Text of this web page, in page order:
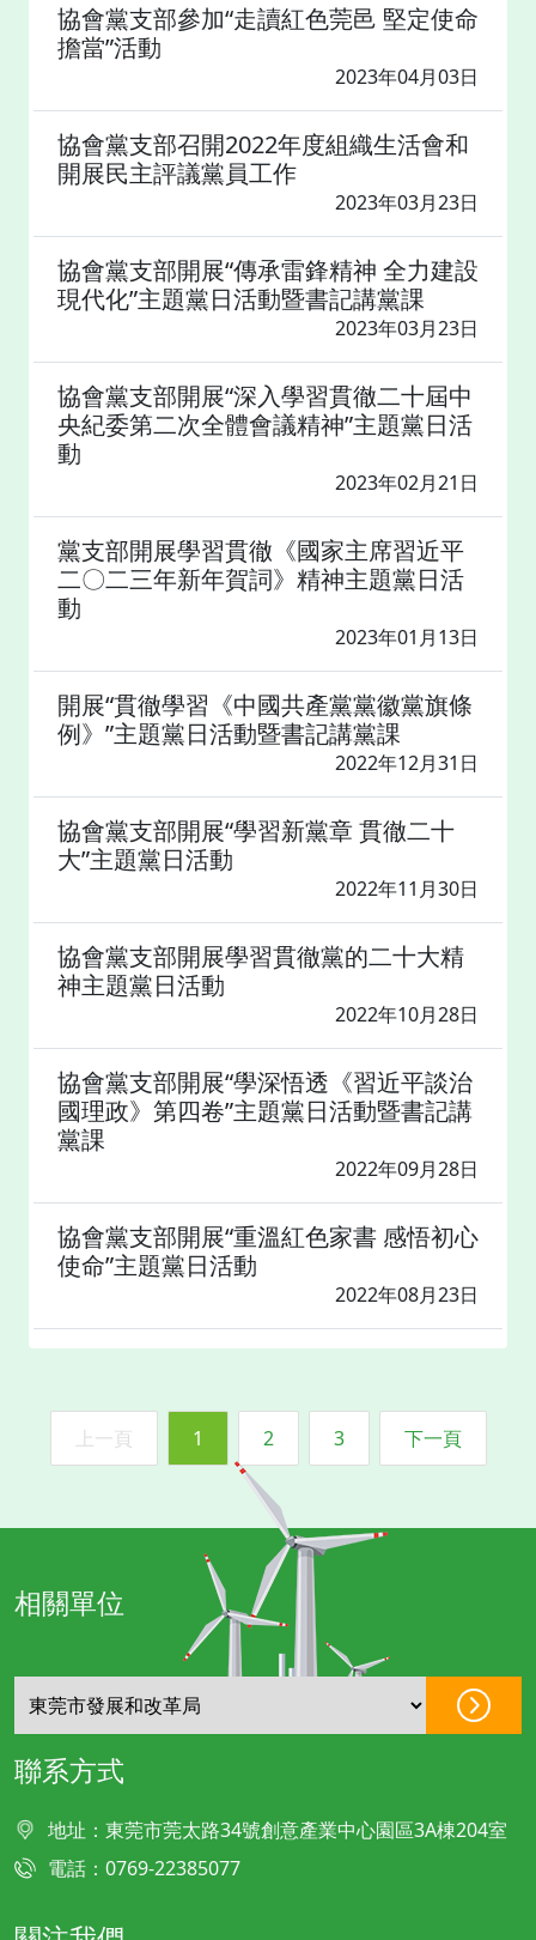
協會黨支部參加“走讀紅色莞邑 堅定使命
擔當”活動
2023年04月03日
協會黨支部召開2022年度組織生活會和
開展民主評議黨員工作
2023年03月23日
協會黨支部開展“傳承雷鋒精神 全力建設
現代化”主題黨日活動暨書記講黨課
2023年03月23日
協會黨支部開展“深入學習貫徹二十屆中
央紀委第二次全體會議精神”主題黨日活
動
2023年02月21日
黨支部開展學習貫徹《國家主席習近平
二〇二三年新年賀詞》精神主題黨日活
動
2023年01月13日
開展“貫徹學習《中國共產黨黨徽黨旗條
例》”主題黨日活動暨書記講黨課
2022年12月31日
協會黨支部開展“學習新黨章 貫徹二十
大”主題黨日活動
2022年11月30日
協會黨支部開展學習貫徹黨的二十大精
神主題黨日活動
2022年10月28日
協會黨支部開展“學深悟透《習近平談治
國理政》第四卷”主題黨日活動暨書記講
黨課
2022年09月28日
協會黨支部開展“重溫紅色家書 感悟初心
使命”主題黨日活動
2022年08月23日
上一頁 1 2 3 下一頁
相關單位
聯系方式
地址：東莞市莞太路34號創意產業中心園區3A棟204室
電話：0769-22385077